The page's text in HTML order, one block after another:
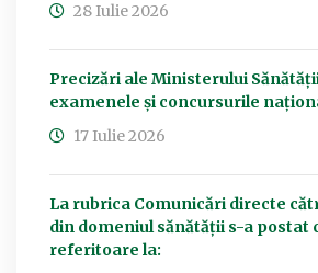
28 Iulie 2026
Precizări ale Ministerului
examenele și concursurile
17 Iulie 2026
La rubrica Comunicări directe
din domeniul sănătății s-a postat
referitoare la: